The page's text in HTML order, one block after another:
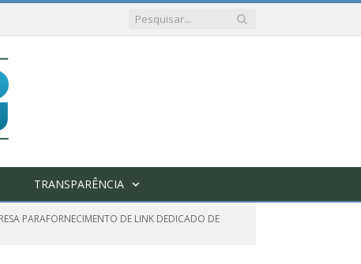
TRANSPARÊNCIA
PARAFORNECIMENTO DE LINK DEDICADO DE